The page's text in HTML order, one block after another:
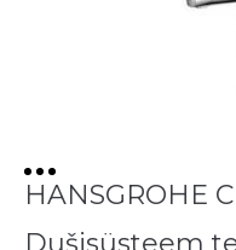
HANSGROHE
Dušisüsteem